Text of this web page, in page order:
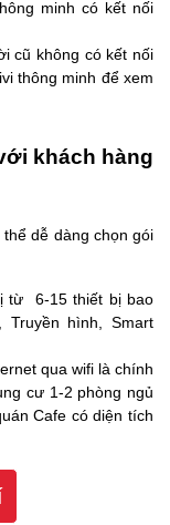
minh có kết nối
cũ không có kết nối
thông minh để xem
khách hàng
dễ dàng chọn gói
từ 6-15 thiết bị bao
hình, Smart
qua wifi là chính
cư 1-2 phòng ngủ
Cafe có diện tích